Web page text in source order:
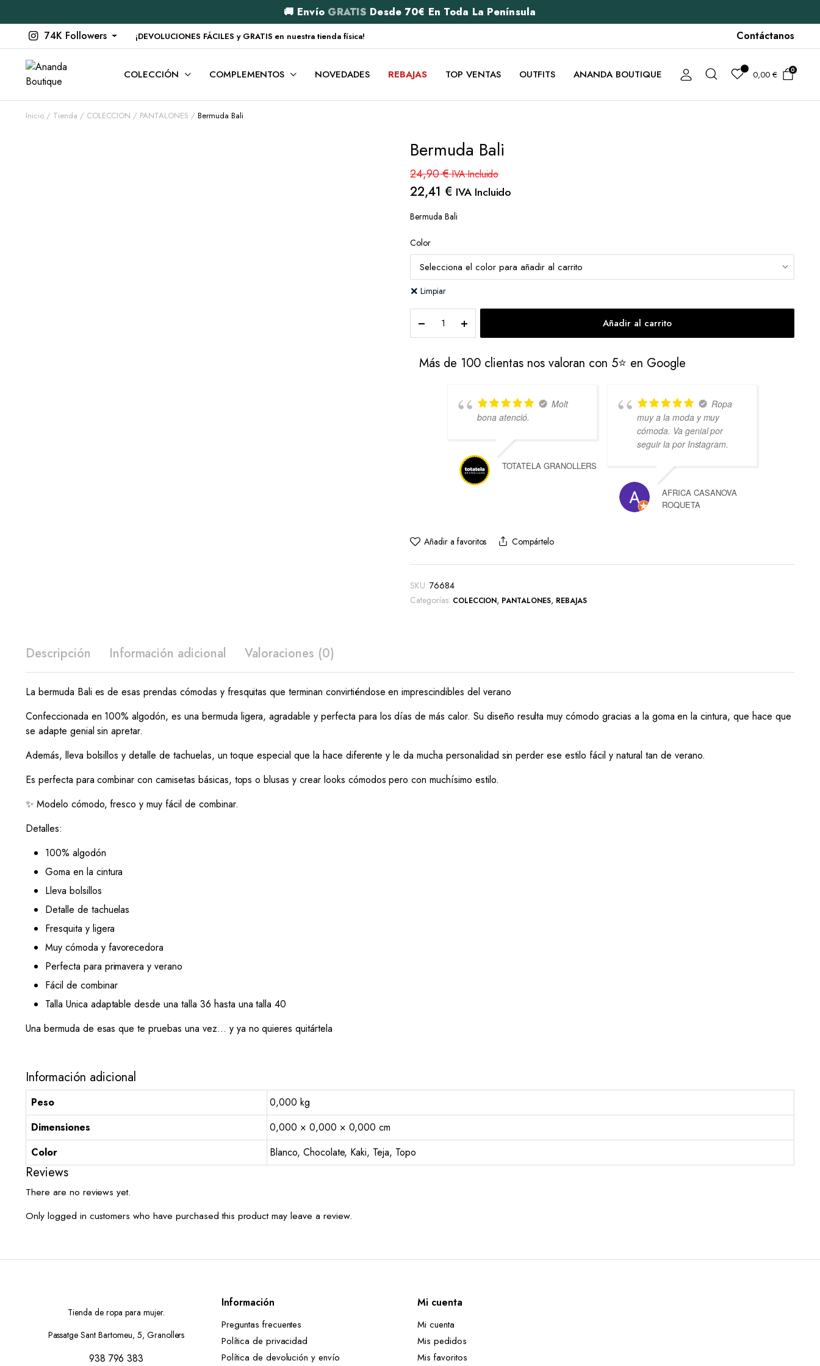
🚚 Envío GRATIS Desde 70€ En Toda La Península
74K Followers
¡DEVOLUCIONES FÁCILES y GRATIS en nuestra tienda física! Contáctanos
COLECCIÓN COMPLEMENTOS NOVEDADES REBAJAS TOP VENTAS OUTFITS ANANDA BOUTIQUE 0,00€ 0
Inicio Tienda COLECCION PANTALONES Bermuda Bali
Bermuda Bali
24,90€ IVA Incluido
22,41 € IVA Incluido
Bermuda Bali
Color
Limpiar
quantity
Añadir al carrito
Más de 100 clientas nos valoran con 5⭐ en Google
Molt
bona atenció.
TOTATELA GRANOLLERS
Ropa
muy a la moda y muy
cómoda. Va genial por
seguir la por Instagram.
AFRICA CASANOVA
ROQUETA
Añadir a favoritos Compártelo
SKU: 76684
Categorías: COLECCION, PANTALONES, REBAJAS
Descripción Información adicional Valoraciones (0)
La bermuda Bali es de esas prendas cómodas y fresquitas que terminan convirtiéndose en imprescindibles del verano
Confeccionada en 100% algodón, es una bermuda ligera, agradable y perfecta para los días de más calor. Su diseño resulta muy cómodo gracias a la goma en la cintura, que hace que
se adapte genial sin apretar.
Además, lleva bolsillos y detalle de tachuelas, un toque especial que la hace diferente y le da mucha personalidad sin perder ese estilo fácil y natural tan de verano.
Es perfecta para combinar con camisetas básicas, tops o blusas y crear looks cómodos pero con muchísimo estilo.
✨ Modelo cómodo, fresco y muy fácil de combinar.
Detalles:
100% algodón
Goma en la cintura
Lleva bolsillos
Detalle de tachuelas
Fresquita y ligera
Muy cómoda y favorecedora
Perfecta para primavera y verano
Fácil de combinar
Talla Unica adaptable desde una talla 36 hasta una talla 40
Una bermuda de esas que te pruebas una vez… y ya no quieres quitártela
Información adicional
Peso
0,000 kg
Dimensiones
0,000 × 0,000 × 0,000 cm
Color
Blanco, Chocolate, Kaki, Teja, Topo
Reviews
There are no reviews yet.
Only logged in customers who have purchased this product may leave a review.
Tienda de ropa para mujer.
Passatge Sant Bartomeu, 5, Granollers
938 796 383
Información
Preguntas frecuentes
Política de privacidad
Política de devolución y envío
Mi cuenta
Mi cuenta
Mis pedidos
Mis favoritos